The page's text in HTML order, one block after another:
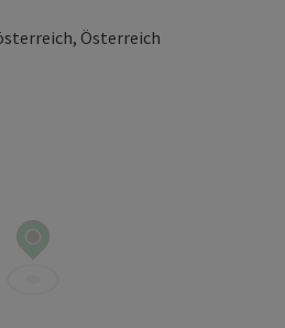
Österreich